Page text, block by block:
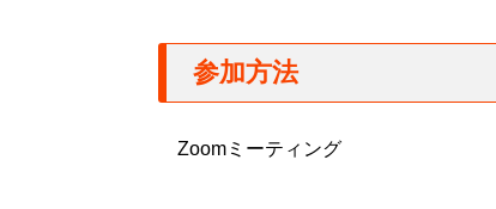
参加方法
Zoomミーティング